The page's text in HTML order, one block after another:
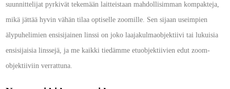
suunnittelijat pyrkivät tekemään laitteistaan mahdollisimman kompakteja,
mikä jättää hyvin vähän tilaa optiselle zoomille. Sen sijaan useimpien
älypuhelimien ensisijainen linssi on joko laajakulmaobjektiivi tai lukuisia
ensisijaisia linssejä, ja me kaikki tiedämme etuobjektiivien edut zoom-
objektiiviin verrattuna.